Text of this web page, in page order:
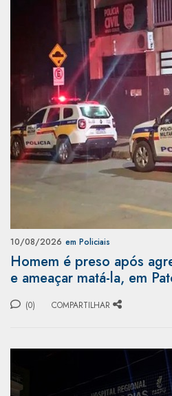
10/08/2026 em Policiais
Homem é preso após
e ameaçar matá-la, em
(0) COMPARTILHAR